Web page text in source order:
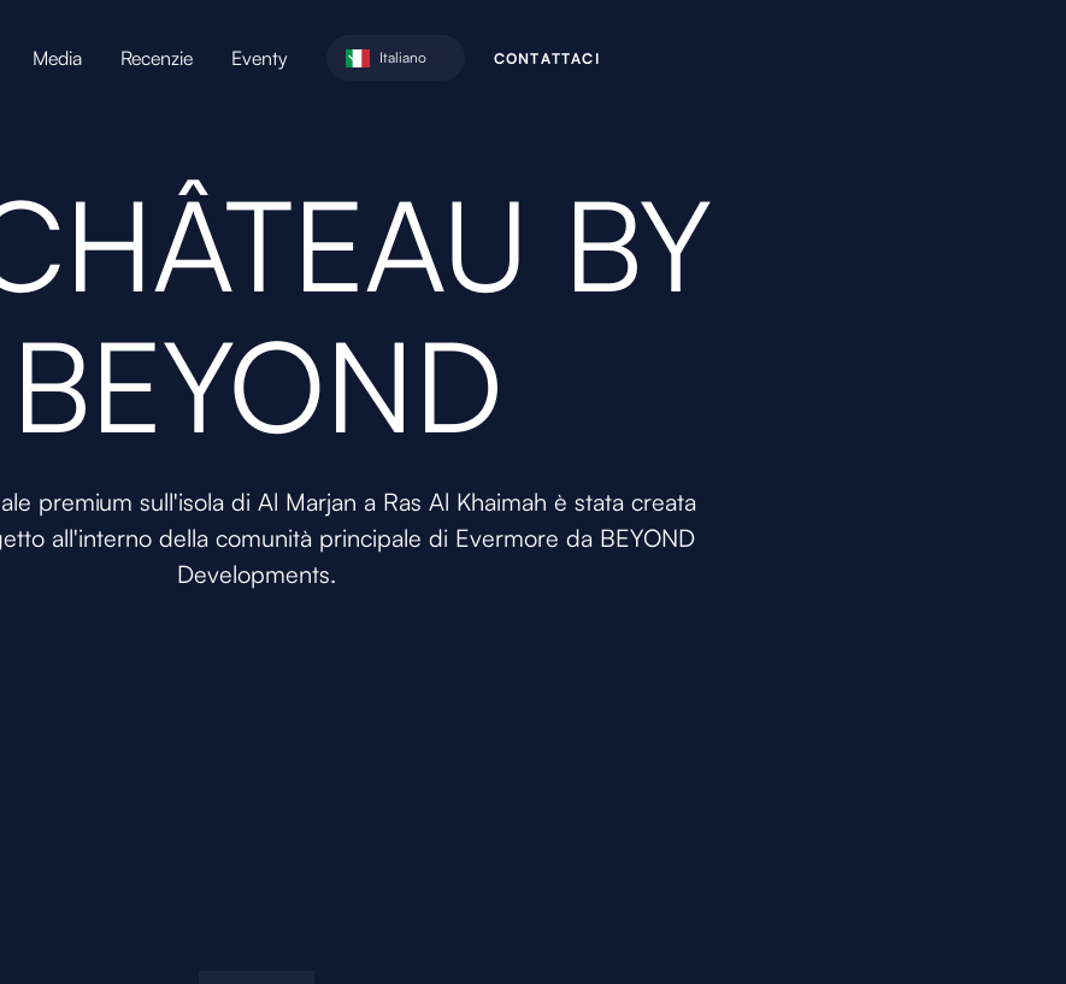
Media Recenzie Eventy Italiano CONTATTACI
BY
BEYOND
premium sull'isola di Al Marjan a Ras Al Khaimah è stata creata
all'interno della comunità principale di Evermore da BEYOND
Developments.